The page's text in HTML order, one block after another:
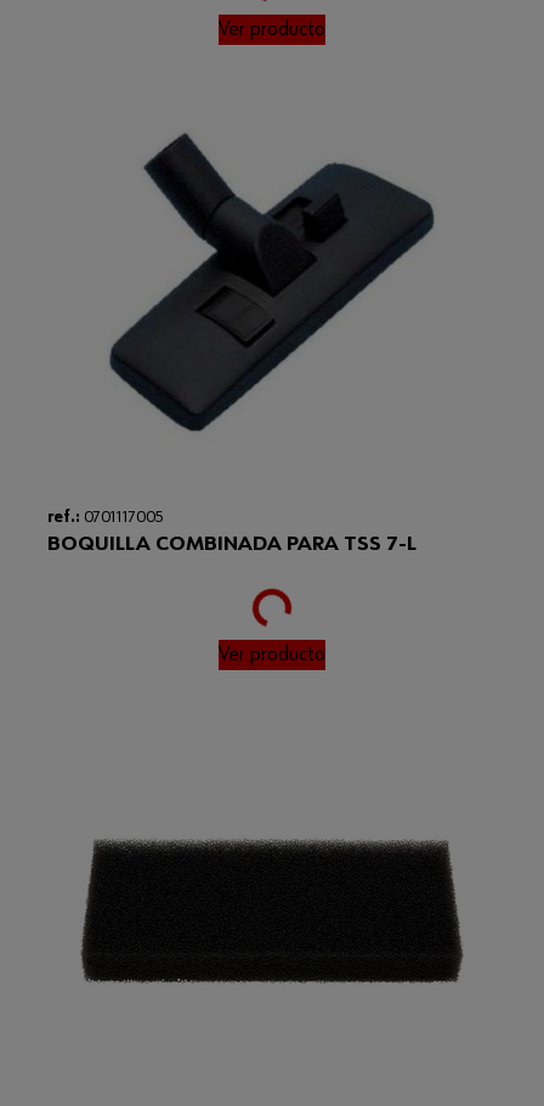
Ver producto
ref.: 0701117005
BOQUILLA COMBINADA PARA TSS 7-L
Loading...
Ver producto